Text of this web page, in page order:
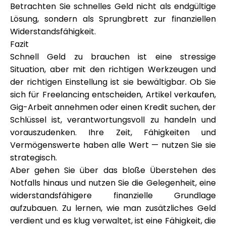
Betrachten Sie schnelles Geld nicht als endgültige
Lösung, sondern als Sprungbrett zur finanziellen
Widerstandsfähigkeit.
Fazit
Schnell Geld zu brauchen ist eine stressige
Situation, aber mit den richtigen Werkzeugen und
der richtigen Einstellung ist sie bewältigbar. Ob Sie
sich für Freelancing entscheiden, Artikel verkaufen,
Gig-Arbeit annehmen oder einen Kredit suchen, der
Schlüssel ist, verantwortungsvoll zu handeln und
vorauszudenken. Ihre Zeit, Fähigkeiten und
Vermögenswerte haben alle Wert — nutzen Sie sie
strategisch.
Aber gehen Sie über das bloße Überstehen des
Notfalls hinaus und nutzen Sie die Gelegenheit, eine
widerstandsfähigere finanzielle Grundlage
aufzubauen. Zu lernen, wie man zusätzliches Geld
verdient und es klug verwaltet, ist eine Fähigkeit, die